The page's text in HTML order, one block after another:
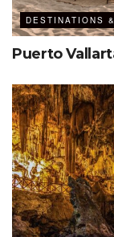
DESTINATIONS
Puerto